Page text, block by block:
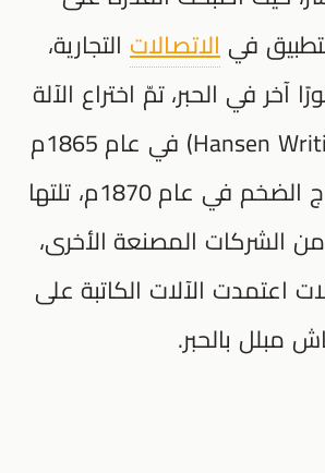
فيالاتصالاتالتجارية،
آخر في الحبر، تمّ اختراع الآلة
الكاتبة (Hansen Writing Ball) في عام 1865م
ودخلت حيز الإنتاج الضخم في عام 1870م، تلتها
الشركات المصنعة الأخرى،
اعتمدت الآلات الكاتبة على
مبلل بالحبر.